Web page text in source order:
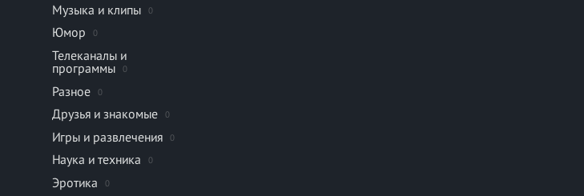
Музыка и клипы 0
Юмор 0
Телеканалы и
программы
0
Разное 0
Друзья и знакомые 0
Игры и развлечения 0
Наука и техника 0
Эротика 0